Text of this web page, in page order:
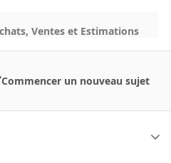
Ventes et Estimations
Commencer un nouveau sujet